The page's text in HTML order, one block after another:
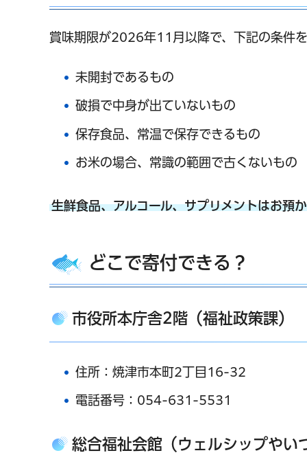
賞味期限が2026年11月以降で、下記の条件
未開封であるもの
破損で中身が出ていないもの
保存食品、常温で保存できるもの
お米の場合、常識の範囲で古くないもの
生鮮食品、アルコール、サプリメントはお預
どこで寄付できる？
市役所本庁舎2階（福祉政策課）
住所：焼津市本町2丁目16-32
電話番号：054-631-5531
総合福祉会館（ウェルシップやい